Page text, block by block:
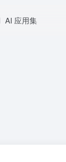
AI 应用集